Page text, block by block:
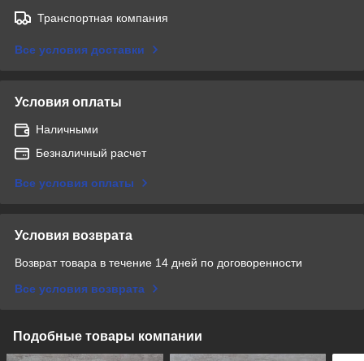
Транспортная компания
Все условия доставки
Условия оплаты
Наличными
Безналичный расчет
Все условия оплаты
Условия возврата
Возврат товара в течение 14 дней по договоренности
Все условия возврата
Подобные товары компании